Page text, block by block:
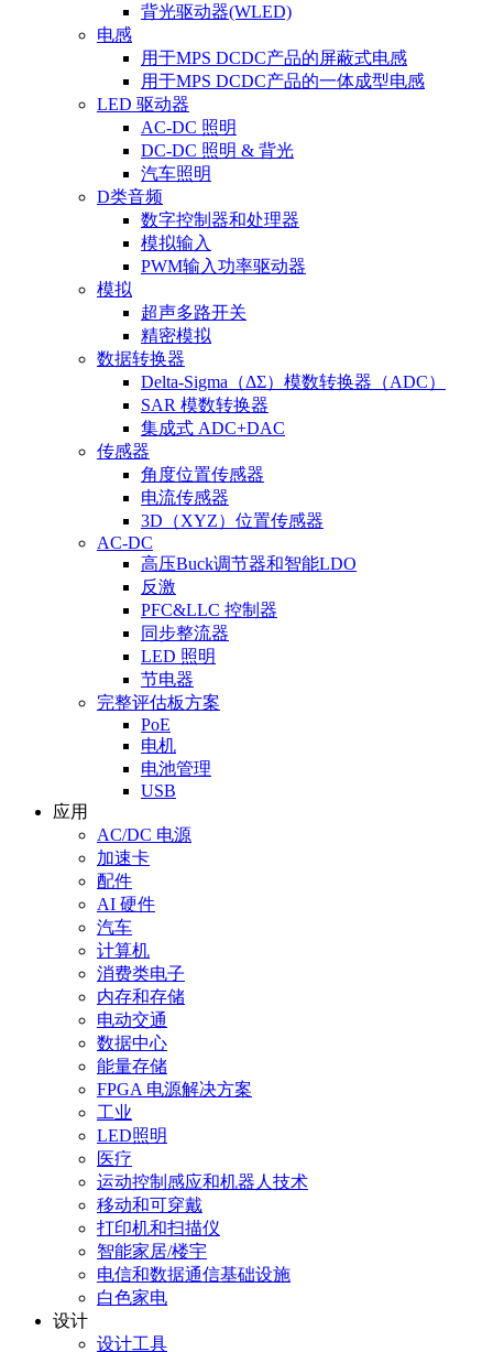
背光驱动器(WLED)
电感
用于MPS DCDC产品的屏蔽式电感
用于MPS DCDC产品的一体成型电感
LED 驱动器
AC-DC 照明
DC-DC 照明 & 背光
汽车照明
D类音频
数字控制器和处理器
模拟输入
PWM输入功率驱动器
模拟
超声多路开关
精密模拟
数据转换器
Delta-Sigma（ΔΣ）模数转换器（ADC）
SAR 模数转换器
集成式 ADC+DAC
传感器
角度位置传感器
电流传感器
3D（XYZ）位置传感器
AC-DC
高压Buck调节器和智能LDO
反激
PFC&LLC 控制器
同步整流器
LED 照明
节电器
完整评估板方案
PoE
电机
电池管理
USB
应用
AC/DC 电源
加速卡
配件
AI 硬件
汽车
计算机
消费类电子
内存和存储
电动交通
数据中心
能量存储
FPGA 电源解决方案
工业
LED照明
医疗
运动控制感应和机器人技术
移动和可穿戴
打印机和扫描仪
智能家居/楼宇
电信和数据通信基础设施
白色家电
设计
设计工具